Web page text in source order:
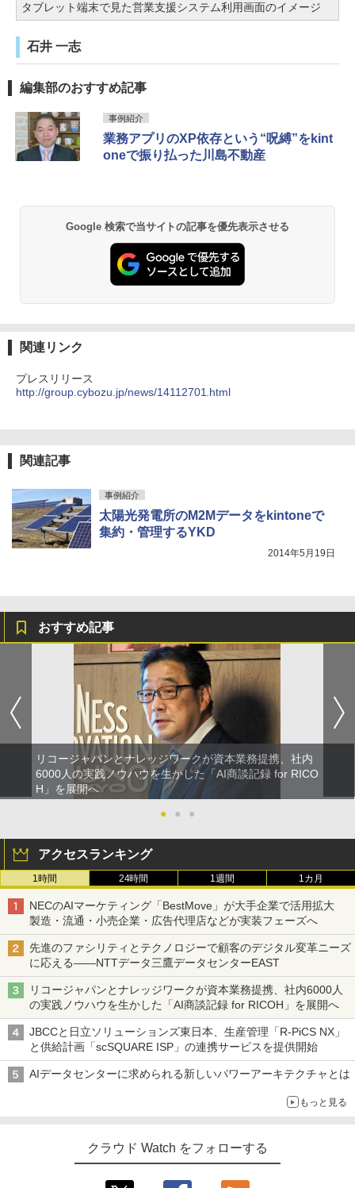
タブレット端末で見た営業支援システム利用画面のイメージ
石井 一志
編集部のおすすめ記事
事例紹介
業務アプリのXP依存という“呪縛”をkint
oneで振り払った川島不動産
Google 検索で当サイトの記事を優先表示させる
関連リンク
プレスリリース
http://group.cybozu.jp/news/14112701.html
関連記事
事例紹介
太陽光発電所のM2Mデータをkintoneで
集約・管理するYKD
2014年5月19日
おすすめ記事
リコージャパンとナレッジワークが資本業務提携、社内
6000人の実践ノウハウを生かした「AI商談記録 for RICO
H」を展開へ
●
● ●
アクセスランキング
1時間 24時間 1週間 1カ月
NECのAIマーケティング「BestMove」が大手企業で活用拡大
製造・流通・小売企業・広告代理店などが実装フェーズへ
先進のファシリティとテクノロジーで顧客のデジタル変革ニーズ
に応える――NTTデータ三鷹データセンターEAST
リコージャパンとナレッジワークが資本業務提携、社内6000人
の実践ノウハウを生かした「AI商談記録 for RICOH」を展開へ
JBCCと日立ソリューションズ東日本、生産管理「R-PiCS NX」
と供給計画「scSQUARE ISP」の連携サービスを提供開始
AIデータセンターに求められる新しいパワーアーキテクチャとは
もっと見る
クラウド Watch をフォローする